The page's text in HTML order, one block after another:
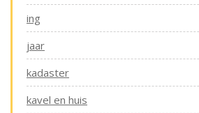
ing
jaar
kadaster
kavel en huis